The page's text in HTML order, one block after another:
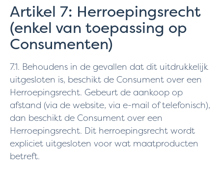
Artikel 7: Herroepingsrecht
(enkel van toepassing op
Consumenten)
7.1. Behoudens in de gevallen dat dit uitdrukkelijk
uitgesloten is, beschikt de Consument over een
Herroepingsrecht. Gebeurt de aankoop op
afstand (via de website, via e-mail of telefonisch),
dan beschikt de Consument over een
Herroepingsrecht. Dit herroepingsrecht wordt
expliciet uitgesloten voor wat maatproducten
betreft.